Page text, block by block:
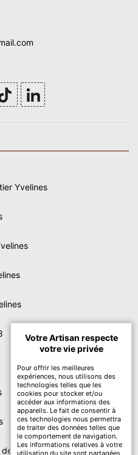
Yvelines
fenetre de toit Yvelines
Votre Artisan respecte
votre vie privée
Pour offrir les meilleures
expériences, nous utilisons des
technologies telles que les
cookies pour stocker et/ou
accéder aux informations des
appareils. Le fait de consentir à
ces technologies nous permettra
de traiter des données telles que
le comportement de navigation.
Les informations relatives à votre
utilisation du site sont partagées